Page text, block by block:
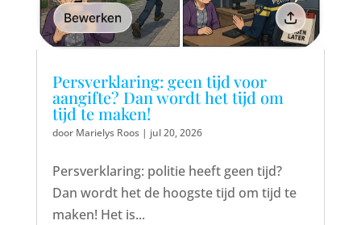
Persverklaring: geen tijd voor
aangifte? Dan wordt het tijd om
tijd te maken!
door Marielys Roos| jul 20, 2026
Persverklaring: politie heeft geen tijd?
Dan wordt het de hoogste tijd om tijd te
maken! Het is...